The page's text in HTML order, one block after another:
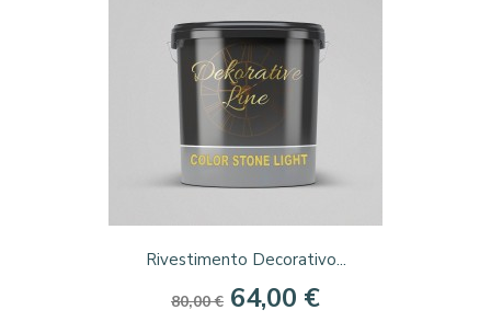
Rivestimento Decorativo...
80,00 € 64,00 €